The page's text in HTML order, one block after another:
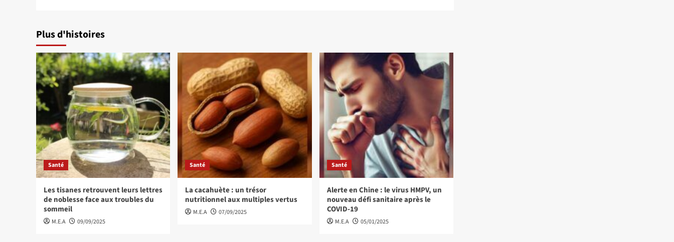
Plus d'histoires
Santé
Les tisanes retrouvent leurs lettres
de noblesse face aux troubles du
sommeil
M.E.A 09/09/2025
Santé
La cacahuète : un trésor
nutritionnel aux multiples vertus
M.E.A 07/09/2025
Santé
Alerte en Chine : le virus HMPV, un
nouveau défi sanitaire après le
COVID-19
M.E.A 05/01/2025